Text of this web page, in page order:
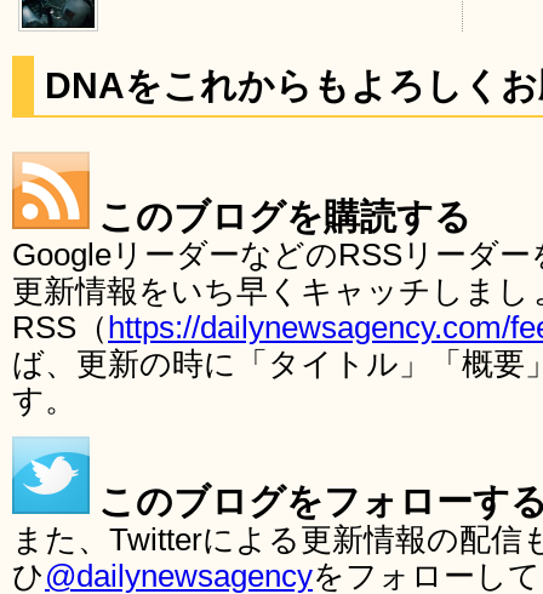
DNAをこれからもよろしく
このブログを購読する
GoogleリーダーなどのRSSリーダ
更新情報をいち早くキャッチしま
RSS（ https://dailynewsagency.com/
ば、更新の時に「タイトル」「概要
す。
このブログをフォローす
また、Twitterによる更新情報の配
ひ@dailynewsagencyをフォローし